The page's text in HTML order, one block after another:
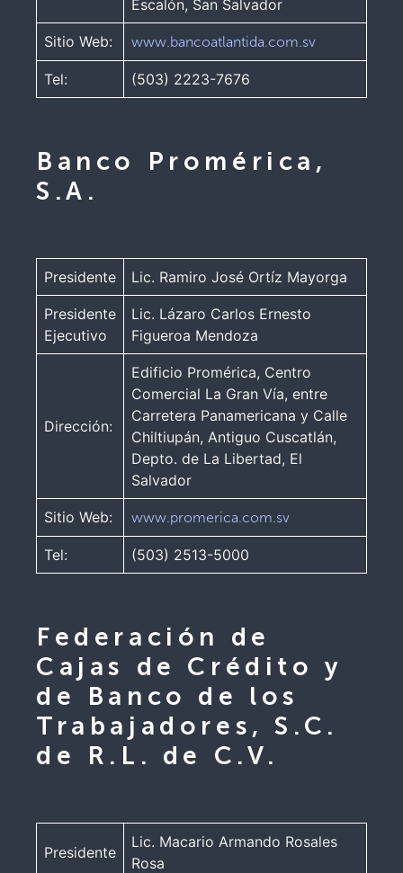
Escalón, San Salvador
Sitio Web: www.bancoatlantida.com.sv
Tel: (503) 2223-7676
Banco Promérica,
S.A.
Presidente Lic. Ramiro José Ortíz Mayorga
Presidente
Ejecutivo
Lic. Lázaro Carlos Ernesto
Figueroa Mendoza
Dirección:
Edificio Promérica, Centro
Comercial La Gran Vía, entre
Carretera Panamericana y Calle
Chiltiupán, Antiguo Cuscatlán,
Depto. de La Libertad, El
Salvador
Sitio Web: www.promerica.com.sv
Tel: (503) 2513-5000
Federación de
Cajas de Crédito y
de Banco de los
Trabajadores, S.C.
de R.L. de C.V.
Presidente
Lic. Macario Armando Rosales
Rosa